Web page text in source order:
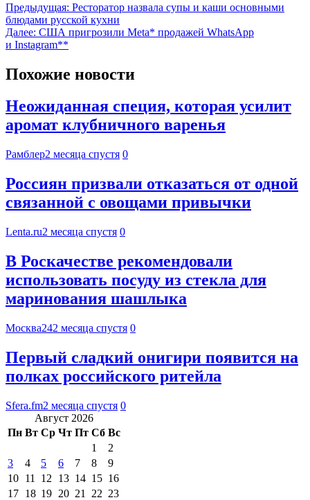
Предыдущая: Ресторатор назвала супы и каши основными
блюдами русской кухни
Далее: США пригрозили Meta* продажей WhatsApp
и Instagram**
Похожие новости
Неожиданная специя, которая усилит
аромат клубничного варенья
Рамблер2 месяца спустя 0
Россиян призвали отказаться от одной
связанной с овощами привычки
Lenta.ru2 месяца спустя 0
В Роскачестве рекомендовали
использовать посуду из стекла для
маринования шашлыка
Москва242 месяца спустя 0
Первый сладкий онигири появится на
полках российского ритейла
Sfera.fm2 месяца спустя 0
Август 2026
Пн Вт Ср Чт Пт Сб Вс
1
2
3
4 5 6 7 8
9
10 11 12 13 14 15 16
17 18 19 20 21 22 23